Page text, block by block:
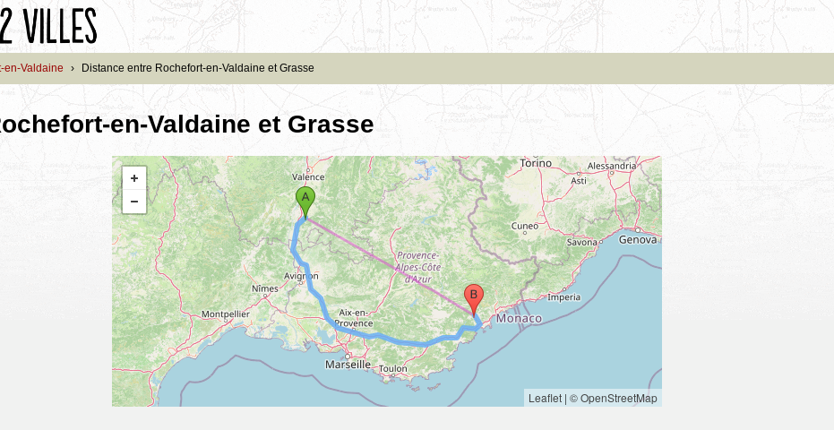
en-Valdaine › Distance entre Rochefort-en-Valdaine et Grasse
en-Valdaine et Grasse
Leaflet | © OpenStreetMap